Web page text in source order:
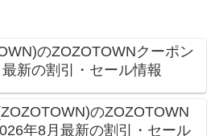
のZOZOTOWNクーポン
新の割引・セール情報
のZOZOTOWN
年8月最新の割引・セール